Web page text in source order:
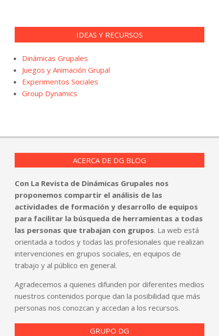
IDEAS Y RECURSOS
Dinámicas Grupales
Juegos y Animación Grupal
Experimentos Sociales
Group Dynamics
ACERCA DE DG BLOG
Con La Revista de Dinámicas Grupales nos
proponemos compartir el análisis de las
actividades de formación y desarrollo de equipos
para facilitar la búsqueda de herramientas a todas
las personas que trabajan con grupos. La web está
orientada a todos y todas las profesionales que realizan
intervenciones en grupos sociales, en equipos de
trabajo y al público en general.
Agradecemos a quienes difunden por diferentes medios
nuestros contenidos porque dan la posibilidad que más
personas nos conozcan y accedan a los recursos.
GRUPO DG